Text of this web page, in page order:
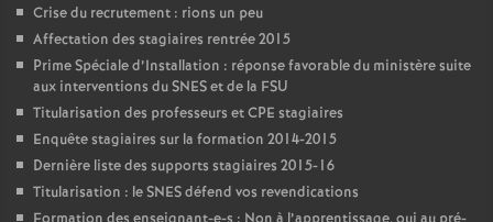
Crise du recrutement : rions un peu
Affectation des stagiaires rentrée 2015
Prime Spéciale d’Installation : réponse favorable du ministère suite
aux interventions duSNESet de la FSU
Titularisation des professeurs etCPE stagiaires
Enquête stagiaires sur la formation 2014-2015
Dernière liste des supports stagiaires 2015-16
Titularisation : leSNESdéfend vos revendications